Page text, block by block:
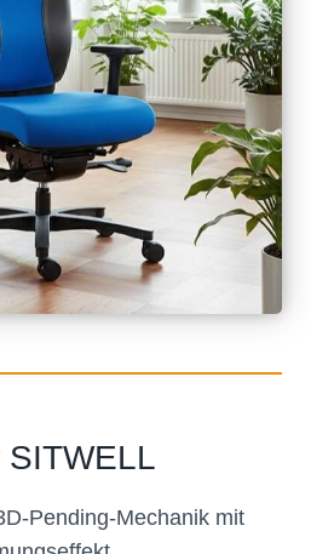
SITWELL
Pending-Mechanik mit